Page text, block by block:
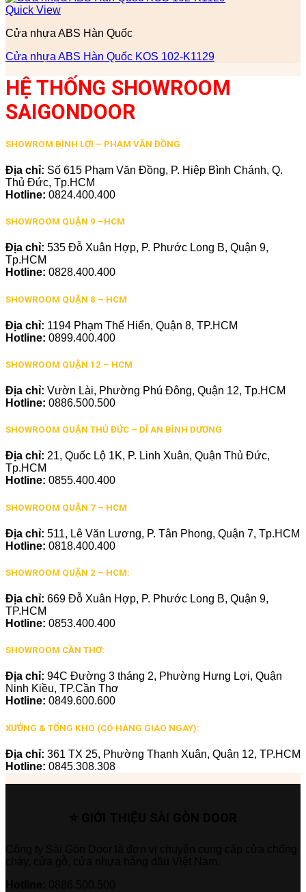
Quick View
Cửa nhựa ABS Hàn Quốc
Cửa nhựa ABS Hàn Quốc KOS 102-K1129
HỆ THỐNG SHOWROOM
SAIGONDOOR
SHOWROM BÌNH LỢI – PHẠM VĂN ĐỒNG
Địa chỉ: Số 615 Phạm Văn Đồng, P. Hiệp Bình Chánh, Q.
Thủ Đức, Tp.HCM
Hotline: 0824.400.400
SHOWROOM QUẬN 9 –HCM
Địa chỉ: 535 Đỗ Xuân Hợp, P. Phước Long B, Quận 9,
Tp.HCM
Hotline: 0828.400.400
SHOWROOM QUẬN 8 – HCM
Địa chỉ: 1194 Phạm Thế Hiển, Quận 8, TP.HCM
Hotline: 0899.400.400
SHOWROOM QUẬN 12 – HCM
Địa chỉ: Vườn Lài, Phường Phú Đông, Quận 12, Tp.HCM
Hotline: 0886.500.500
SHOWROOM QUẬN THỦ ĐỨC – DĨ AN BÌNH DƯƠNG
Địa chỉ: 21, Quốc Lộ 1K, P. Linh Xuân, Quận Thủ Đức,
Tp.HCM
Hotline: 0855.400.400
SHOWROOM QUẬN 7 – HCM
Địa chỉ: 511, Lê Văn Lương, P. Tân Phong, Quận 7, Tp.HCM
Hotline: 0818.400.400
SHOWROOM QUẬN 2 – HCM:
Địa chỉ: 669 Đỗ Xuân Hợp, P. Phước Long B, Quận 9,
TP.HCM
Hotline: 0853.400.400
SHOWROOM CẦN THƠ:
Địa chỉ: 94C Đường 3 tháng 2, Phường Hưng Lợi, Quận
Ninh Kiều, TP.Cần Thơ
Hotline: 0849.600.600
XƯỞNG & TỔNG KHO (CÓ HÀNG GIAO NGAY):
Địa chỉ: 361 TX 25, Phường Thạnh Xuân, Quận 12, TP.HCM
Hotline: 0845.308.308